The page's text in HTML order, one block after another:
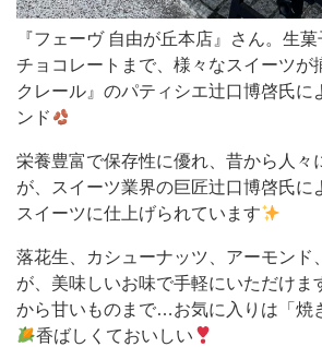
ら
チ
ョ
コ
レ
ー
ト
ま
で、
様々
『フェーヴ 自由が丘本店』さん。生
チョコレートまで、様々なスイーツが
クレール』のパティシエ辻口博啓氏に
ンド
栄養豊富で保存性に優れ、昔から人々
が、スイーツ業界の巨匠辻口博啓氏に
スイーツに仕上げられています
落花生、カシューナッツ、アーモンド
が、美味しいお味で手軽にいただけま
から甘いものまで…お気に入りは「焼
香ばしくておいしい